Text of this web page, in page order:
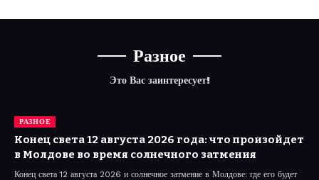
Разное
Это Вас заинтересует!
РАЗНОЕ
Конец света 12 августа 2026 года: что произойдет
в Молдове во время солнечного затмения
Конец света 12 августа 2026 и солнечное затмение в Молдове: где его будет